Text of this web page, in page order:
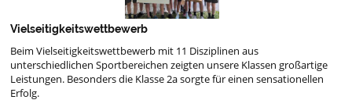
Vielseitigkeitswettbewerb
Beim Vielseitigkeitswettbewerb mit 11 Disziplinen aus
unterschiedlichen Sportbereichen zeigten unsere Klassen großartige
Leistungen. Besonders die Klasse 2a sorgte für einen sensationellen
Erfolg.